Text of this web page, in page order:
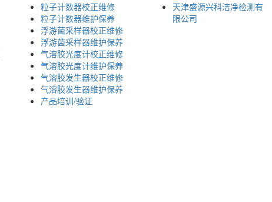
粒子计数器校正维修
粒子计数器维护保养
浮游菌采样器校正维修
浮游菌采样器维护保养
气溶胶光度计校正维修
气溶胶光度计维护保养
气溶胶发生器校正维修
气溶胶发生器维护保养
产品培训/验证
天津盛源兴科洁净检测有
限公司